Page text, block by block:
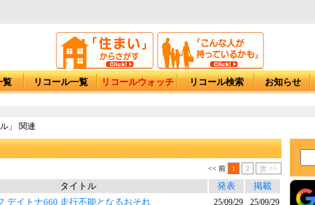
覧 リコール一覧 リコールウォッチ リコール検索 お知らせ
」 関連
<< 前 1 2 次 >>
タイトル 発表
掲載
デイトナ660 走行不能となるおそれ 25/09/29 25/09/29